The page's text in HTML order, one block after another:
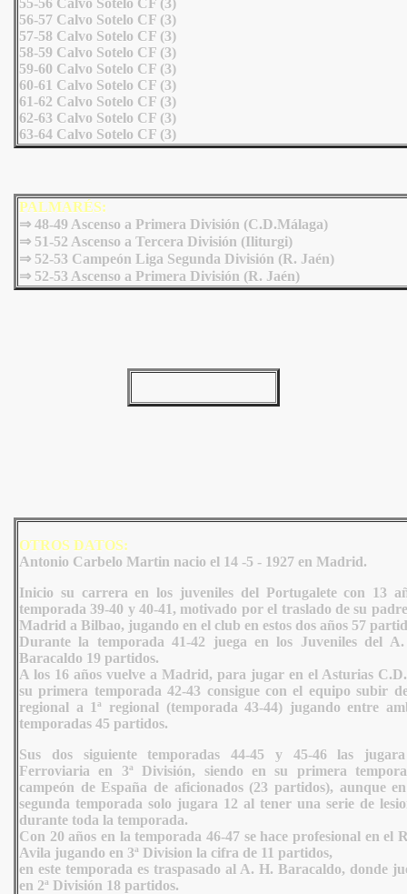
55-56 Calvo Sotelo CF (3)
56-57 Calvo Sotelo CF (3)
57-58 Calvo Sotelo CF (3)
58-59 Calvo Sotelo CF (3)
59-60 Calvo Sotelo CF (3)
60-61 Calvo Sotelo CF (3)
61-62 Calvo Sotelo CF (3)
62-63 Calvo Sotelo CF (3)
63-64 Calvo Sotelo CF (3)
PALMARÉS:
⇒ 48-49 Ascenso a Primera División (C.D.Málaga)
⇒ 51-52 Ascenso a Tercera División (Iliturgi)
⇒ 52-53 Campeón Liga Segunda División (R. Jaén)
⇒ 52-53 Ascenso a Primera División (R. Jaén)
OTROS DATOS:
Antonio Carbelo Martin nacio el 14 -5 - 1927 en Madrid.
Inicio su carrera en los juveniles del Portugalete con 13
temporada 39-40 y 40-41, motivado por el traslado de su
Madrid a Bilbao, jugando en el club en estos dos años 57
Durante la temporada 41-42 juega en los Juveniles del
Baracaldo 19 partidos.
A los 16 años vuelve a Madrid, para jugar en el Asturias
su primera temporada 42-43 consigue con el equipo subir
regional a 1ª regional (temporada 43-44) jugando entre
temporadas 45 partidos.
Sus dos siguiente temporadas 44-45 y 45-46 las
Ferroviaria en 3ª División, siendo en su primera
campeón de España de aficionados (23 partidos), aunque
segunda temporada solo jugara 12 al tener una serie de
durante toda la temporada.
Con 20 años en la temporada 46-47 se hace profesional en el
Avila jugando en 3ª Division la cifra de 11 partidos,
en este temporada es traspasado al A. H. Baracaldo, donde
en 2ª División 18 partidos.